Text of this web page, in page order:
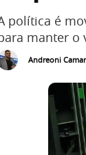
política é
manter o
Andreoni